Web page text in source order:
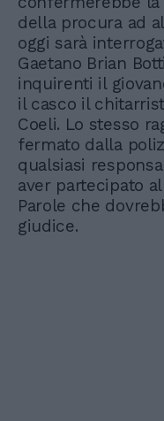
della procura ad
oggi sarà
Gaetano Brian
inquirenti il
il casco il
Coeli. Lo stesso
fermato dalla
qualsiasi
aver partecipato
Parole che
giudice.